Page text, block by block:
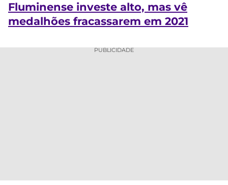
Fluminense investe alto, mas vê
medalhões fracassarem em 2021
PUBLICIDADE